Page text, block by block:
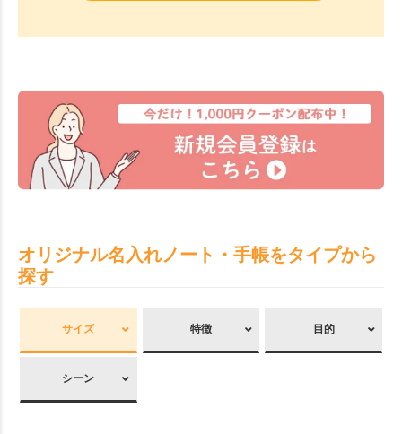
オリジナル名入れノート・手帳をタイプから
探す
サイズ 特徴 目的
シーン